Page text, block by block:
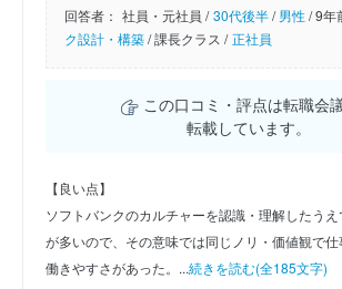
回答者： 社員・元社員 / 30代後半/男性/9年
ク設計・構築/課長クラス / 正社員
この口コミ・評点は転職会
転載しています。
【良い点】
ソフトバンクのカルチャーを認識・理解したう
が多いので、その意味では同じノリ・価値観で
働きやすさがあった。...続きを読む(全185文字)